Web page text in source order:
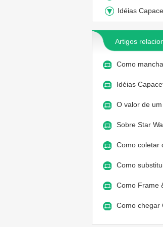
Idéias
Artigos
Como
Idéias
O valor de
Sobre Star
Como coletar
Como
Como Frame
Como chegar